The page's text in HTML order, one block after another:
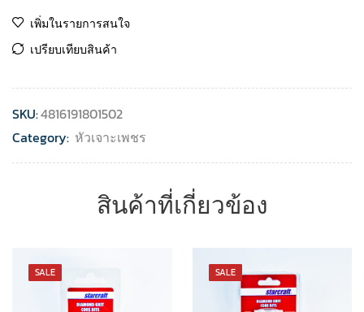
เพิ่มในรายการสนใจ
เปรียบเทียบสินค้า
SKU:4816191801502
Category: หัวเจาะเพชร
สินค้าที่เกี่ยวข้อง
SALE SALE